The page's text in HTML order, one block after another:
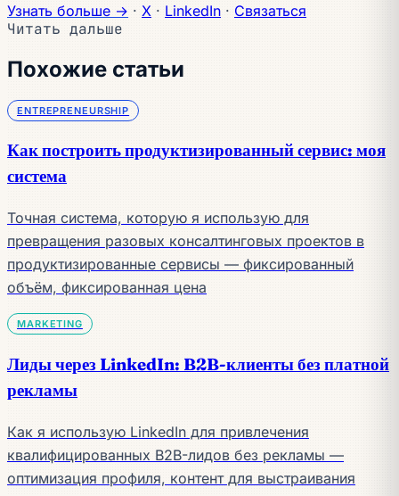
Узнать больше → · X · LinkedIn · Связаться
Читать дальше
Похожие статьи
ENTREPRENEURSHIP
Как построить продуктизированный сервис: моя
система
Точная система, которую я использую для
превращения разовых консалтинговых проектов в
продуктизированные сервисы — фиксированный
объём, фиксированная цена
MARKETING
Лиды через LinkedIn: B2B-клиенты без платной
рекламы
Как я использую LinkedIn для привлечения
квалифицированных B2B-лидов без рекламы —
оптимизация профиля, контент для выстраивания